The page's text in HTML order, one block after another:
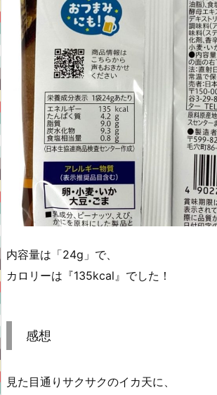
内容量は「24g」で、
カロリーは『135kcal』でした！
感想
見た目通りサクサクのイカ天に、